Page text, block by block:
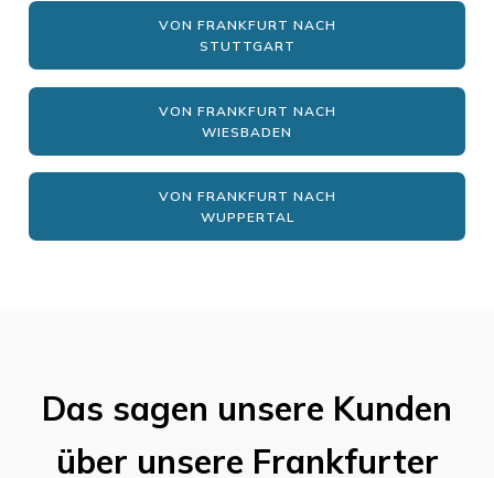
VON FRANKFURT NACH
STUTTGART
VON FRANKFURT NACH
WIESBADEN
VON FRANKFURT NACH
WUPPERTAL
Das sagen unsere Kunden
über unsere Frankfurter